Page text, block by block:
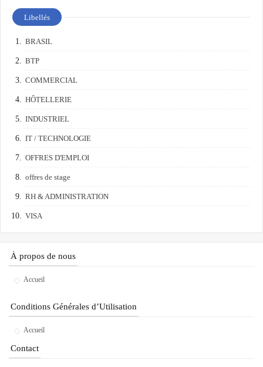
Libellés
BRASIL
BTP
COMMERCIAL
HÔTELLERIE
INDUSTRIEL
IT / TECHNOLOGIE
OFFRES D'EMPLOI
offres de stage
RH & ADMINISTRATION
VISA
À propos de nous
Accueil
Conditions Générales d’Utilisation
Accueil
Contact